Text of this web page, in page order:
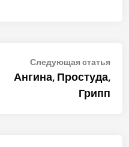
Следующая статья
Ангина, Простуда,
Грипп